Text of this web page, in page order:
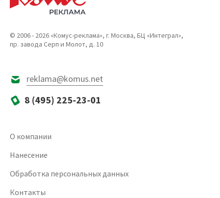
© 2006 - 2026 «Комус-реклама», г. Москва, БЦ «Интеграл»,
пр. завода Серп и Молот, д. 10
reklama@komus.net
8 (495) 225-23-01
О компании
Нанесение
Обработка персональных данных
Контакты